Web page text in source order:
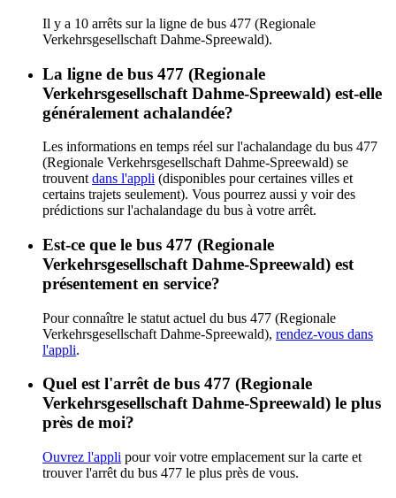
Il y a 10 arrêts sur la ligne de bus 477 (Regionale
Verkehrsgesellschaft Dahme-Spreewald).
La ligne de bus 477 (Regionale
Verkehrsgesellschaft Dahme-Spreewald) est-elle
généralement achalandée?
Les informations en temps réel sur l'achalandage du bus 477
(Regionale Verkehrsgesellschaft Dahme-Spreewald) se
trouvent dans l'appli (disponibles pour certaines villes et
certains trajets seulement). Vous pourrez aussi y voir des
prédictions sur l'achalandage du bus à votre arrêt.
Est-ce que le bus 477 (Regionale
Verkehrsgesellschaft Dahme-Spreewald) est
présentement en service?
Pour connaître le statut actuel du bus 477 (Regionale
Verkehrsgesellschaft Dahme-Spreewald), rendez-vous dans
l'appli.
Quel est l'arrêt de bus 477 (Regionale
Verkehrsgesellschaft Dahme-Spreewald) le plus
près de moi?
Ouvrez l'appli pour voir votre emplacement sur la carte et
trouver l'arrêt du bus 477 le plus près de vous.